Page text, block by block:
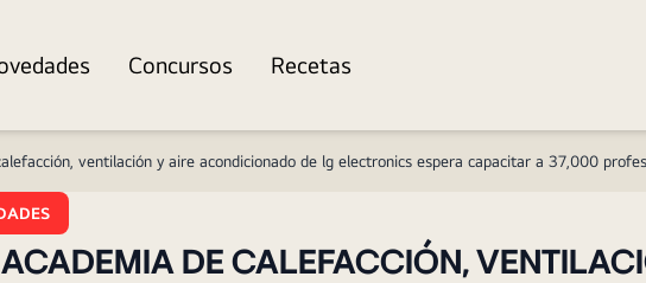
Concursos Recetas
ventilación y aire acondicionado de lg electronics espera capacitar a 37,000
DE CALEFACCIÓN,